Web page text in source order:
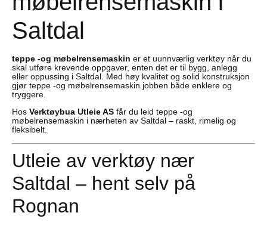
Saltdal
teppe -og møbelrensemaskin er et uunnværlig verktøy når du
skal utføre krevende oppgaver, enten det er til bygg, anlegg
eller oppussing i Saltdal. Med høy kvalitet og solid konstruksjon
gjør teppe -og møbelrensemaskin jobben både enklere og
tryggere.
Hos Verktøybua Utleie AS får du leid teppe -og
møbelrensemaskin i nærheten av Saltdal – raskt, rimelig og
fleksibelt.
Utleie av verktøy nær
Saltdal – hent selv på
Rognan